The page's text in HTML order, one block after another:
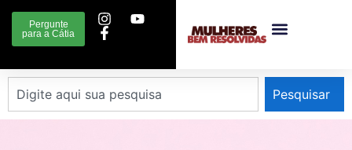
Pergunte
para a Cátia
Pesquisar